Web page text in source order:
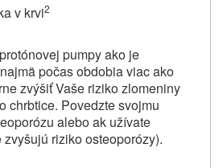
v krvi2
pumpy ako je
počas obdobia viac ako
zvýšiť Vaše riziko zlomeniny
chrbtice. Povedzte svojmu
alebo ak užívate
riziko osteoporózy).